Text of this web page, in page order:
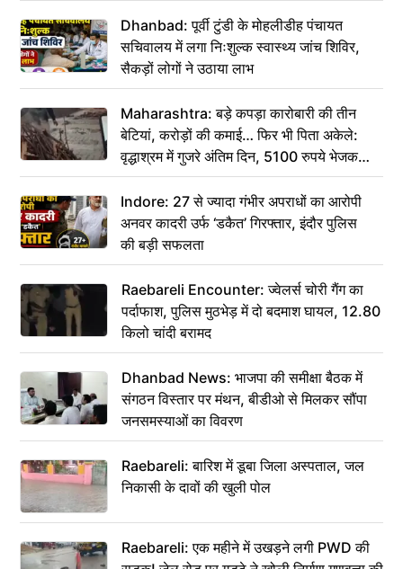
Dhanbad: पूर्वी टुंडी के मोहलीडीह पंचायत
सचिवालय में लगा निःशुल्क स्वास्थ्य जांच शिविर,
सैकड़ों लोगों ने उठाया लाभ
Maharashtra: बड़े कपड़ा कारोबारी की तीन
बेटियां, करोड़ों की कमाई… फिर भी पिता अकेले:
वृद्धाश्रम में गुजरे अंतिम दिन, 5100 रुपये भेजकर
कहा– अंतिम संस्कार कर दीजिए हम नहीं आ पाएंगे
Indore: 27 से ज्यादा गंभीर अपराधों का आरोपी
अनवर कादरी उर्फ ‘डकैत’ गिरफ्तार, इंदौर पुलिस
की बड़ी सफलता
Raebareli Encounter: ज्वेलर्स चोरी गैंग का
पर्दाफाश, पुलिस मुठभेड़ में दो बदमाश घायल, 12.80
किलो चांदी बरामद
Dhanbad News: भाजपा की समीक्षा बैठक में
संगठन विस्तार पर मंथन, बीडीओ से मिलकर सौंपा
जनसमस्याओं का विवरण
Raebareli: बारिश में डूबा जिला अस्पताल, जल
निकासी के दावों की खुली पोल
Raebareli: एक महीने में उखड़ने लगी PWD की